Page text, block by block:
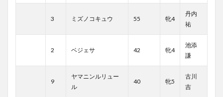
3 ミズノコキュウ 55 牝4
丹内
祐
2 ベジェサ 42 牝4
池添
謙
9
ヤマニンルリュー
ル
40 牝5
古川
吉